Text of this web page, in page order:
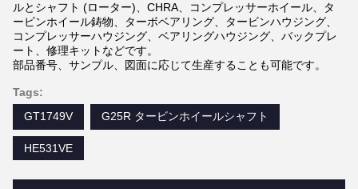
ルとシャフト (ローター)、CHRA、コンプレッサーホイール、タ
ービンホイール鋳物、ターボベアリング、タービンハウジング、
コンプレッサーハウジング、ベアリングハウジング、バックプレ
ート、修理キットなどです。
部品番号、サンプル、図面に応じて生産することも可能です。
Tags:
GT1749V
G25R タービンホイールシャフト
HE531VE